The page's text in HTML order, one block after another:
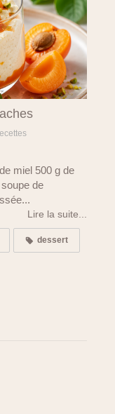
miel 500 g de
de
Lire la suite...
dessert